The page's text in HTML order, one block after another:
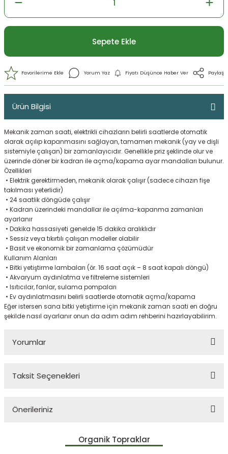
Sepete Ekle
Ürün Bilgisi
Mekanik zaman saati, elektrikli cihazların belirli saatlerde otomatik
olarak açılıp kapanmasını sağlayan, tamamen mekanik (yay ve dişli
sistemiyle çalışan) bir zamanlayıcıdır. Genellikle priz şeklinde olur ve
üzerinde döner bir kadran ile açma/kapama ayar mandalları bulunur.
Özellikleri
• Elektrik gerektirmeden, mekanik olarak çalışır (sadece cihazın fişe
takılması yeterlidir)
• 24 saatlik döngüde çalışır
• Kadran üzerindeki mandallar ile açılma-kapanma zamanları
ayarlanır
• Dakika hassasiyeti genelde 15 dakika aralıklıdır
• Sessiz veya tıkırtılı çalışan modeller olabilir
• Basit ve ekonomik bir zamanlama çözümüdür
Kullanım Alanları
• Bitki yetiştirme lambaları (ör. 16 saat açık – 8 saat kapalı döngü)
• Akvaryum aydınlatma ve filtreleme sistemleri
• Isıtıcılar, fanlar, sulama pompaları
• Ev aydınlatmasını belirli saatlerde otomatik açma/kapama
Eğer istersen sana bitki yetiştirme için mekanik zaman saati en doğru
şekilde nasıl ayarlanır onun da adım adım rehberini hazırlayabilirim.
Yorumlar
Taksit Seçenekleri
Önerileriniz
Bu ürünün fiyat bilgisi, resim, ürün açıklamalarında ve diğer
konularda yetersiz gördüğünüz noktaları öneri formunu kullanarak
Organik Topraklar